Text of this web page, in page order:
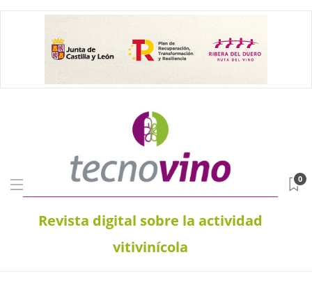
Revista digital sobre la actividad
vitivinícola
0